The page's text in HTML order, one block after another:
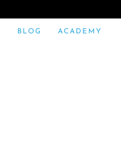
BLOG ACADEMY